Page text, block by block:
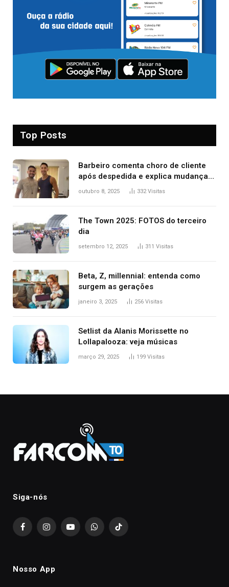
Top Posts
Barbeiro comenta choro de cliente
após despedida e explica mudança
para o TO: ‘Não esperava atingir
outubro 8, 2025 332Visitas
The Town 2025: FOTOS do terceiro
dia
setembro 12, 2025 311 Visitas
Beta, Z, millennial: entenda como
surgem as gerações
janeiro 3, 2025 256 Visitas
Setlist da Alanis Morissette no
Lollapalooza: veja músicas
março 29, 2025 199 Visitas
Siga-nós
FacebookInstagramYouTubeWhatsAppTikTok
Nosso App